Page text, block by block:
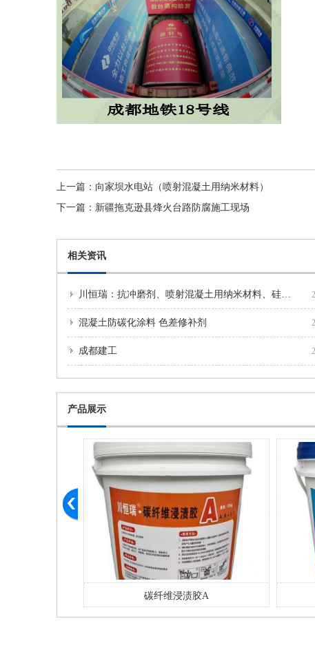
上一篇： 向家坝水电站（喷射混凝土用纳米材料）
下一篇： 新疆拖克逊县烽火台路防腐施工现场
相关资讯
川恒瑞：抗冲磨剂、喷射混凝土用纳米材料、硅灰等产品介绍以及应用范围
混凝土防碳化涂料 色差修补剂
成都建工
产品展示
碳纤维浸渍胶A